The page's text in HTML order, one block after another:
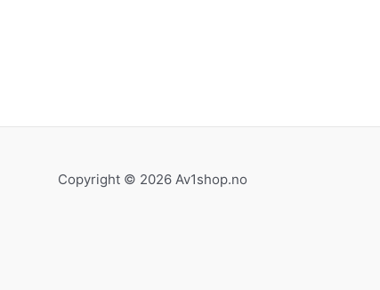
Copyright © 2026 Av1shop.no